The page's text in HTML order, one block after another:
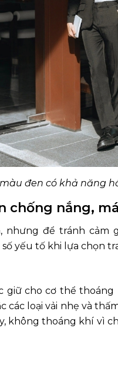
đen có khả năng
chống nắng,
nhưng để tránh cảm
yếu tố khi lựa chọn
cho cơ thể thoáng
các loại vải nhẹ và
không thoáng khí vì